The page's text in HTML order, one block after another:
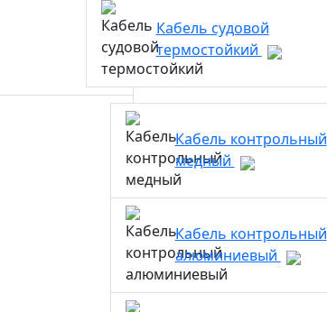
Кабель судовой
термостойкий
Кабель контрольный
медный
Кабель контрольный
алюминиевый